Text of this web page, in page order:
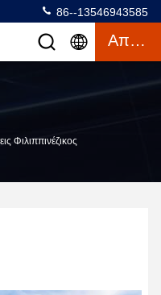
86--13546943585
Απόσπασμα
Φιλιππινέζικος